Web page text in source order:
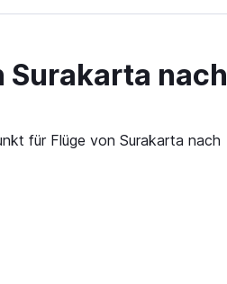
Surakarta nach
für Flüge von Surakarta nach